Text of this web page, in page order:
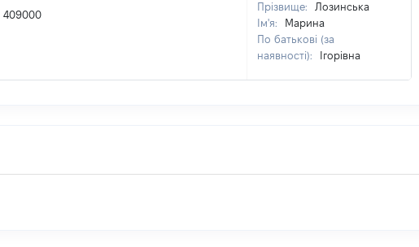
409000
Прізвище:
Лозинська
Ім'я:
Марина
По батькові (за
наявності):
Ігорівна